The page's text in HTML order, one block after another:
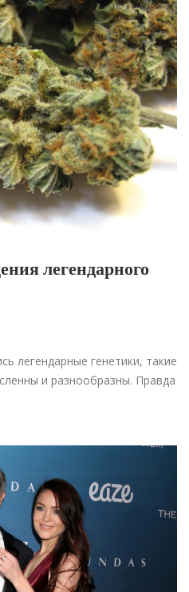
легендарного
легендарные генетики, такие
и разнообразны. Правда